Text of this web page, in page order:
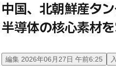
中国、北朝鮮産タ
半導体の核心素材
編集 2026年06月27日 午前6:25